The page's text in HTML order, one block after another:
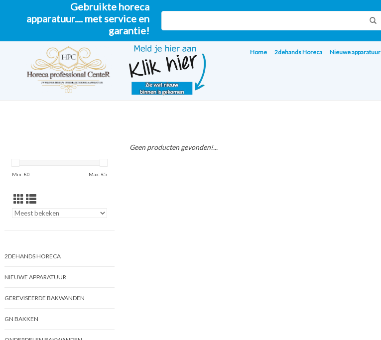
Gebruikte horeca
apparatuur.... met service en
garantie!
Home 2dehands Horeca Nieuwe apparatuur
Min: €0 Max: €5
2DEHANDS HORECA
NIEUWE APPARATUUR
GEREVISEERDE BAKWANDEN
GN BAKKEN
Geen producten gevonden!...